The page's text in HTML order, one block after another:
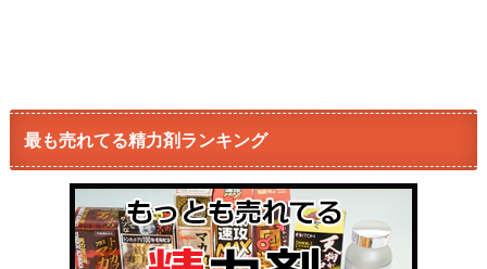
最も売れてる精力剤ランキング